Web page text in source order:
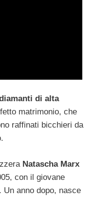
di alta
matrimonio, che
raffinati bicchieri da
Natascha Marx
con il giovane
. Un anno dopo, nasce